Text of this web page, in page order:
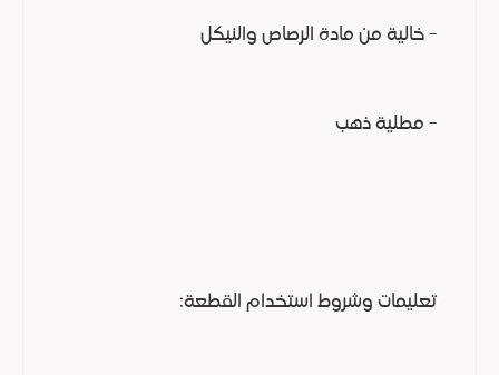
- خالية من مادة الرصاص والنيكل
- مطلية ذهب
تعليمات وشروط استخدام القطعة: